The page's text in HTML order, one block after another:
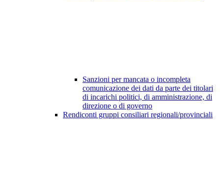
Sanzioni per mancata o incompleta
comunicazione dei dati da parte dei titolari
di incarichi politici, di amministrazione, di
direzione o di governo
Rendiconti gruppi consiliari regionali/provinciali